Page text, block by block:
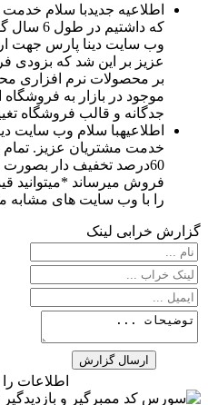
اطلاعیه جدیدبا سلام خدمت
که
وب سایت دینا پارس جهت
عزیز بر این شد که بزودی
بر محصولات نرم افزاری
موجود در بازار به
جدگانه و قالب فروشگاه
اطلاعیهبا سلام وب سایت
60درصد تخفیف دار
فروش میرساند *میتوانید
را با وب سایت های مشابه
گزارش خرابی لینک
اطلاعات را